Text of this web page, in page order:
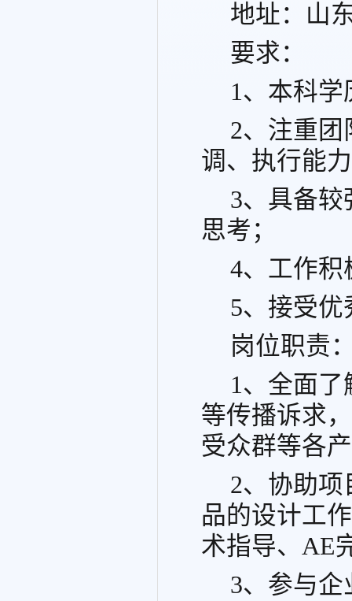
地址：山
要求：
1、本科
2、注重
调、执行能
3、具备
思考；
4、工作
5、接受
岗位职责
1、全面
等传播诉求
受众群等各
2、协助
品的设计工
术指导、AE
3、参与